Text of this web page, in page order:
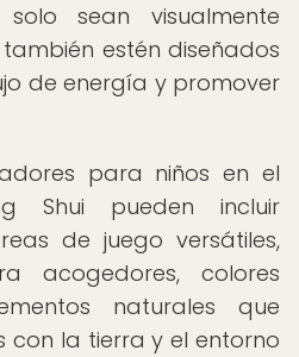
sean visualmente
estén diseñados
de energía y promover
para niños en el
Shui pueden incluir
de juego versátiles,
acogedores, colores
naturales que
con la tierra y el entorno